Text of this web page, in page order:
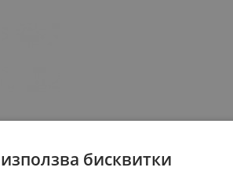
бисквитки